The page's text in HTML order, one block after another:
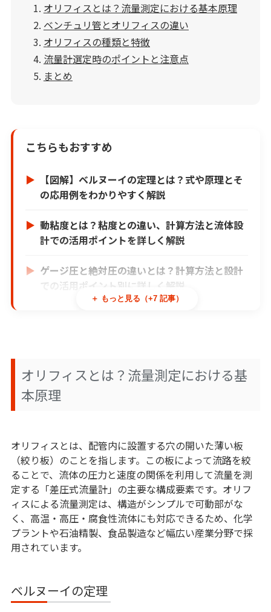
オリフィスとは？流量測定における基本原理
ベンチュリ管とオリフィスの違い
オリフィスの種類と特徴
流量計選定時のポイントと注意点
まとめ
こちらもおすすめ
【図解】ベルヌーイの定理とは？式や原理とそ
の応用例をわかりやすく解説
動粘度とは？粘度との違い、計算方法と流体設
計での活用ポイントを詳しく解説
ゲージ圧と絶対圧の違いとは？計算方法と設計
での活用ポイント別に詳しく解説
計での活用ポイントをわかりやすく解説
製造業における生成AI活用-ChatGPTをはじめ
AI見積もりで変わる製造現場｜脱属人化と生産
性向上の具体策
PDMシステム（製品情報管理）とは？｜製造業
のメリットと導入事例
タグチメソッドとは？品質管理や実験計画法と
コンジョイント分析とは？活用方法ややり方に
ついて解説
＋ もっと見る（+7 記事）
オリフィスとは？流量測定における基
本原理
オリフィスとは、配管内に設置する穴の開いた薄い板
（絞り板）のことを指します。この板によって流路を絞
ることで、流体の圧力と速度の関係を利用して流量を測
定する「差圧式流量計」の主要な構成要素です。オリフ
ィスによる流量測定は、構造がシンプルで可動部がな
く、高温・高圧・腐食性流体にも対応できるため、化学
プラントや石油精製、食品製造など幅広い産業分野で採
用されています。
ベルヌーイの定理